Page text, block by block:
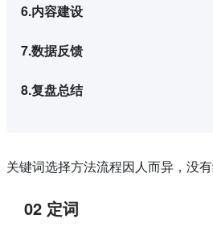
6.内容建设
7.数据反馈
8.复盘总结
关键词选择方法流程因人而异，没
02 定词